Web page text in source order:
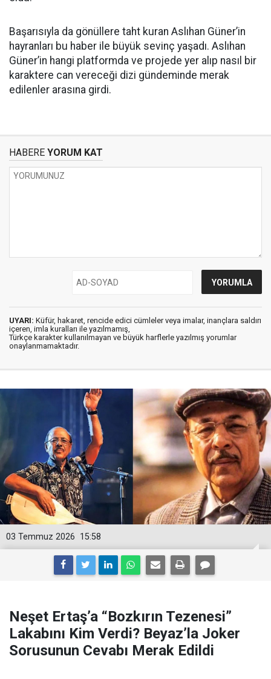
Başarısıyla da gönüllere taht kuran Aslıhan Güner’in
hayranları bu haber ile büyük sevinç yaşadı. Aslıhan
Güner’in hangi platformda ve projede yer alıp nasıl bir
karaktere can vereceği dizi gündeminde merak
edilenler arasına girdi.
HABERE YORUM KAT
UYARI: Küfür, hakaret, rencide edici cümleler veya imalar, inançlara saldırı
içeren, imla kuralları ile yazılmamış,
Türkçe karakter kullanılmayan ve büyük harflerle yazılmış yorumlar
onaylanmamaktadır.
15:58
03 Temmuz 2026
Neşet Ertaş’a “Bozkırın Tezenesi”
Lakabını Kim Verdi? Beyaz’la Joker
Sorusunun Cevabı Merak Edildi